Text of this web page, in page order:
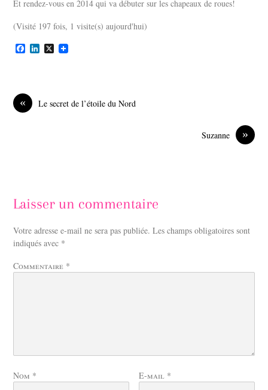
Et rendez-vous en 2014 qui va débuter sur les chapeaux de roues!
(Visité 197 fois, 1 visite(s) aujourd'hui)
F
o
o
k
L
I
X
« Le secret de l’étoile du Nord
»
Suzanne
Laisser un commentaire
Votre adresse e-mail ne sera pas publiée. Les champs obligatoires sont
indiqués avec *
Commentaire *
Nom * E-mail *